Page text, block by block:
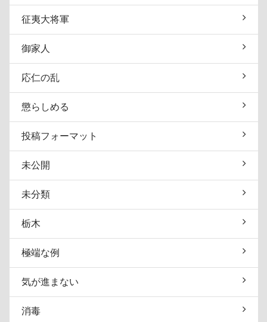
征夷大将軍
御家人
応仁の乱
懲らしめる
投稿フォーマット
未公開
未分類
栃木
極端な例
気が進まない
消毒